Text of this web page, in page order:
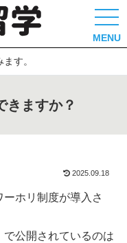
MENU
す。
きますか？
2025.09.18
ホリ制度が導入さ
公開されているのは